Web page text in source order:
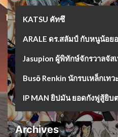
KATSU คัทซึ
ARALE ดร.สลัมป์ กับหนูน้อยอ
Jasupion ผู้พิทักษ์จักรวาลจัส
Busō Renkin นักรบเหล็กเทว
IP MAN ยิปมัน ยอดกังฟูสู้ยิบ
Archives